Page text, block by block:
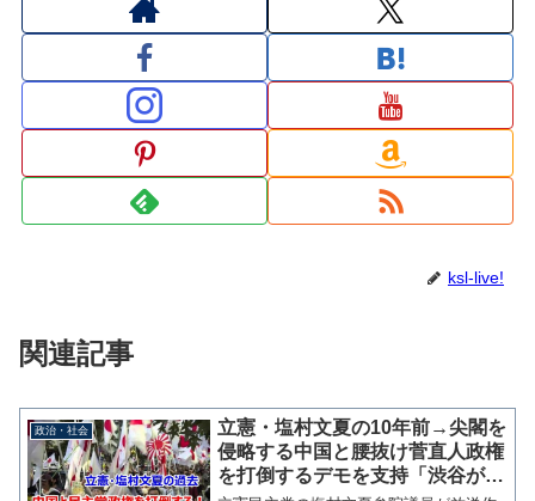
ksl-live!
関連記事
政治・社会
立憲・塩村文夏の10年前→尖閣を
侵略する中国と腰抜け菅直人政権
を打倒するデモを支持「渋谷が日